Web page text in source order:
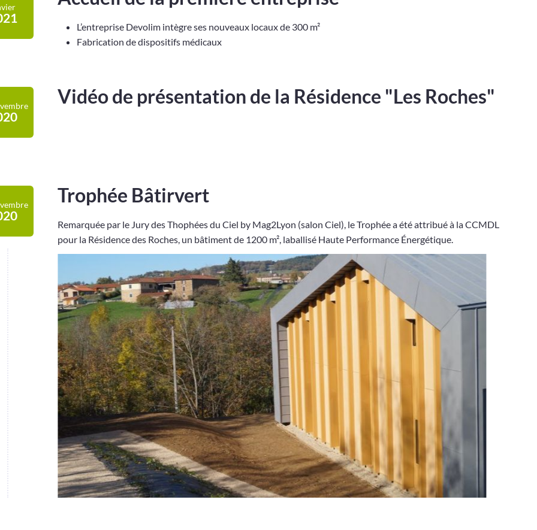
L’entreprise Devolim intègre ses nouveaux locaux de 300 m²
Fabrication de dispositifs médicaux
Vidéo de présentation de la Résidence "Les Roches"
Trophée Bâtirvert
Remarquée par le Jury des Thophées du Ciel by Mag2Lyon (salon Ciel), le Trophée a été attribué à la CCMDL
pour la Résidence des Roches, un bâtiment de 1200 m², laballisé Haute Performance Énergétique.